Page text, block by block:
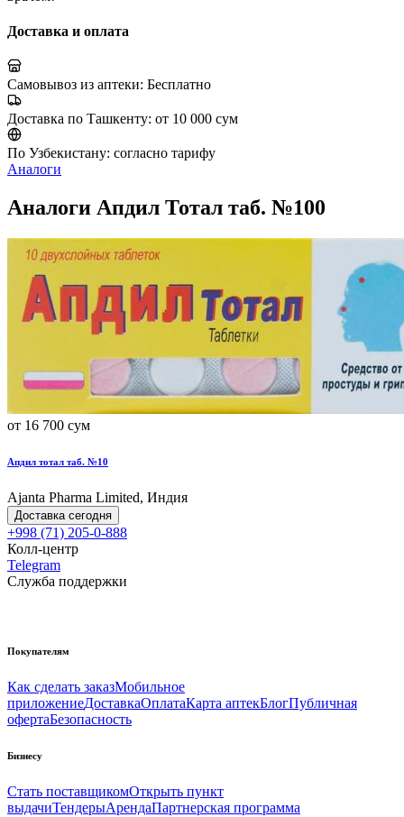
Доставка и оплата
Самовывоз из аптеки: Бесплатно
Доставка по Ташкенту: от 10 000 сум
По Узбекистану: согласно тарифу
Аналоги
Аналоги Апдил Тотал таб. №100
от 16 700 сум
Апдил тотал таб. №10
Ajanta Pharma Limited, Индия
Доставка сегодня
+998 (71) 205-0-888
Колл-центр
Telegram
Служба поддержки
Покупателям
Как сделать заказМобильное
приложениеДоставкаОплатаКарта аптекБлогПубличная
офертаБезопасность
Бизнесу
Стать поставщикомОткрыть пункт
выдачиТендерыАрендаПартнерская программа